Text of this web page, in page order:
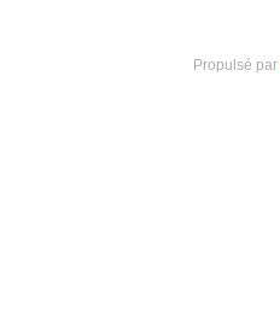
Propulsé par